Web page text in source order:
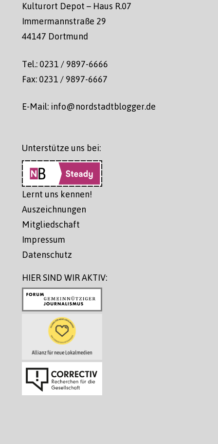
Kulturort Depot – Haus R.07
Immermannstraße 29
44147 Dortmund
Tel.: 0231 / 9897-6666
Fax: 0231 / 9897-6667
E-Mail: info@nordstadtblogger.de
Unterstütze uns bei:
Lernt uns kennen!
Auszeichnungen
Mitgliedschaft
Impressum
Datenschutz
HIER SIND WIR AKTIV: